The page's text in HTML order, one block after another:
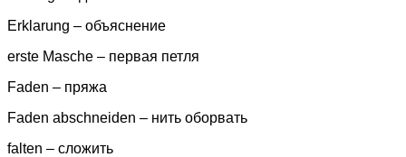
Erklarung – объяснение
erste Masche – первая петля
Faden – пряжа
Faden abschneiden – нить оборвать
falten – сложить